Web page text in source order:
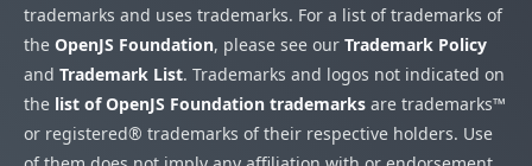
trademarks and uses trademarks. For a list of trademarks of
the OpenJS Foundation, please see our Trademark Policy
and Trademark List. Trademarks and logos not indicated on
the list of OpenJS Foundation trademarks are trademarks™
or registered® trademarks of their respective holders. Use